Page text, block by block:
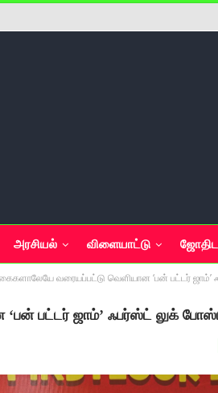
அரசியல் விளையாட்டு
வரையப்பட்டு வெளியான ‘பன் பட்டர் ஜாம்’
பட்டர் ஜாம்’ ஃபர்ஸ்ட் லுக்